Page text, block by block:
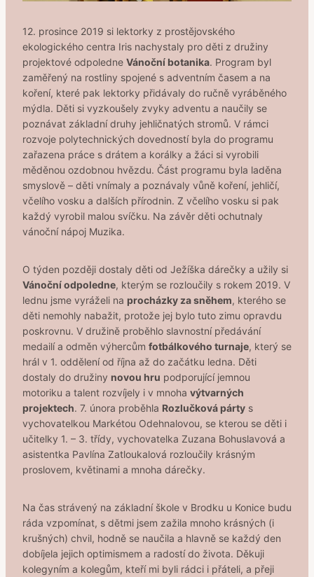
12. prosince 2019 si lektorky z prostějovského
ekologického centra Iris nachystaly pro děti z družiny
projektové odpoledne Vánoční botanika. Program byl
zaměřený na rostliny spojené s adventním časem a na
koření, které pak lektorky přidávaly do ručně vyráběného
mýdla. Děti si vyzkoušely zvyky adventu a naučily se
poznávat základní druhy jehličnatých stromů. V rámci
rozvoje polytechnických dovedností byla do programu
zařazena práce s drátem a korálky a žáci si vyrobili
měděnou ozdobnou hvězdu. Část programu byla laděna
smyslově – děti vnímaly a poznávaly vůně koření, jehličí,
včelího vosku a dalších přírodnin. Z včelího vosku si pak
každý vyrobil malou svíčku. Na závěr děti ochutnaly
vánoční nápoj Muzika.
O týden později dostaly děti od Ježíška dárečky a užily si
Vánoční odpoledne, kterým se rozloučily s rokem 2019. V
lednu jsme vyráželi na procházky za sněhem, kterého se
děti nemohly nabažit, protože jej bylo tuto zimu opravdu
poskrovnu. V družině proběhlo slavnostní předávání
medailí a odměn výhercům fotbálkového turnaje, který se
hrál v 1. oddělení od října až do začátku ledna. Děti
dostaly do družiny novou hru podporující jemnou
motoriku a talent rozvíjely i v mnoha výtvarných
projektech. 7. února proběhla Rozlučková párty s
vychovatelkou Markétou Odehnalovou, se kterou se děti i
učitelky 1. – 3. třídy, vychovatelka Zuzana Bohuslavová a
asistentka Pavlína Zatloukalová rozloučily krásným
proslovem, květinami a mnoha dárečky.
Na čas strávený na základní škole v Brodku u Konice budu
ráda vzpomínat, s dětmi jsem zažila mnoho krásných (i
krušných) chvil, hodně se naučila a hlavně se každý den
dobíjela jejich optimismem a radostí do života. Děkuji
kolegyním a kolegům, kteří mi byli rádci i přáteli, a přeji